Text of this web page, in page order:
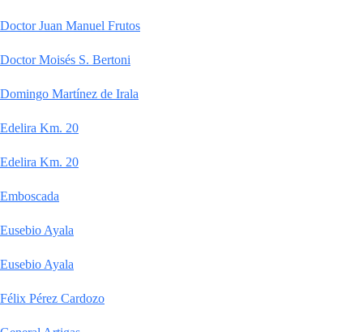
Doctor Juan Manuel Frutos
Doctor Moisés S. Bertoni
Domingo Martínez de Irala
Edelira Km. 20
Edelira Km. 20
Emboscada
Eusebio Ayala
Eusebio Ayala
Félix Pérez Cardozo